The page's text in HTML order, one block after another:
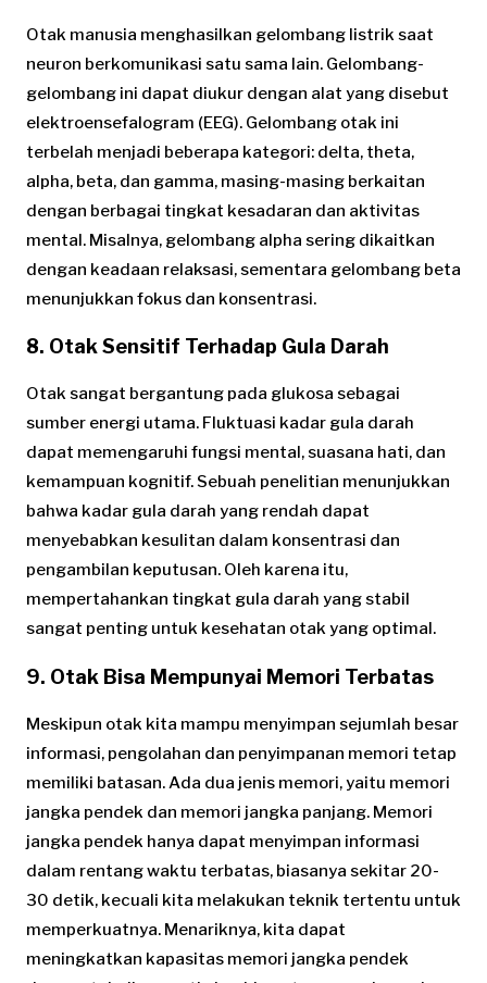
Otak manusia menghasilkan gelombang listrik saat
neuron berkomunikasi satu sama lain. Gelombang-
gelombang ini dapat diukur dengan alat yang disebut
elektroensefalogram (EEG). Gelombang otak ini
terbelah menjadi beberapa kategori: delta, theta,
alpha, beta, dan gamma, masing-masing berkaitan
dengan berbagai tingkat kesadaran dan aktivitas
mental. Misalnya, gelombang alpha sering dikaitkan
dengan keadaan relaksasi, sementara gelombang beta
menunjukkan fokus dan konsentrasi.
8. Otak Sensitif Terhadap Gula Darah
Otak sangat bergantung pada glukosa sebagai
sumber energi utama. Fluktuasi kadar gula darah
dapat memengaruhi fungsi mental, suasana hati, dan
kemampuan kognitif. Sebuah penelitian menunjukkan
bahwa kadar gula darah yang rendah dapat
menyebabkan kesulitan dalam konsentrasi dan
pengambilan keputusan. Oleh karena itu,
mempertahankan tingkat gula darah yang stabil
sangat penting untuk kesehatan otak yang optimal.
9. Otak Bisa Mempunyai Memori Terbatas
Meskipun otak kita mampu menyimpan sejumlah besar
informasi, pengolahan dan penyimpanan memori tetap
memiliki batasan. Ada dua jenis memori, yaitu memori
jangka pendek dan memori jangka panjang. Memori
jangka pendek hanya dapat menyimpan informasi
dalam rentang waktu terbatas, biasanya sekitar 20-
30 detik, kecuali kita melakukan teknik tertentu untuk
memperkuatnya. Menariknya, kita dapat
meningkatkan kapasitas memori jangka pendek